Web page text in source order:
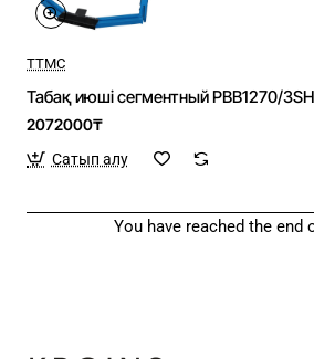
TTMC
Табақ июші сегментный
2072000₸
Сатып алу
You have reached the end